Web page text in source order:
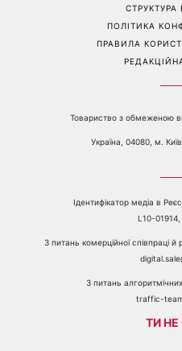
СТРУКТУРА
ПОЛІТИКА
ПРАВИЛА
Товариство з обмеженою
Україна, 04080, м.
Ідентифікатор медіа в
L10-01914,
З питань комерційної співпраці
З питань
traffic-
ТИ